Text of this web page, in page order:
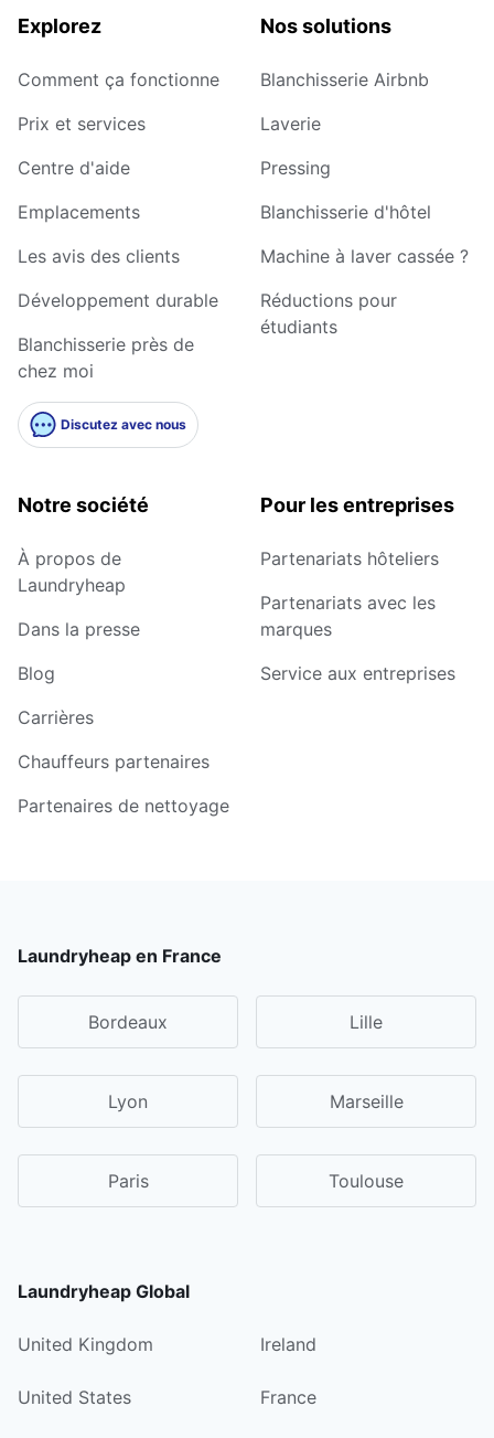
Explorez
Comment ça fonctionne
Prix et services
Centre d'aide
Emplacements
Les avis des clients
Développement durable
Blanchisserie près de
chez moi
Discutez avec nous
Nos solutions
Blanchisserie Airbnb
Laverie
Pressing
Blanchisserie d'hôtel
Machine à laver cassée ?
Réductions pour
étudiants
Notre société
À propos de
Laundryheap
Dans la presse
Blog
Carrières
Chauffeurs partenaires
Partenaires de nettoyage
Pour les entreprises
Partenariats hôteliers
Partenariats avec les
marques
Service aux entreprises
Laundryheap en France
Bordeaux Lille
Lyon Marseille
Paris Toulouse
Laundryheap Global
United Kingdom Ireland
United States France